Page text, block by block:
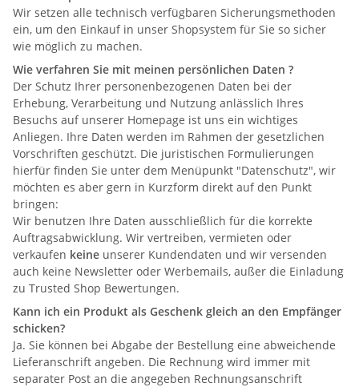
Wir setzen alle technisch verfügbaren Sicherungsmethoden
ein, um den Einkauf in unser Shopsystem für Sie so sicher
wie möglich zu machen.
Wie verfahren Sie mit meinen persönlichen Daten ?
Der Schutz Ihrer personenbezogenen Daten bei der
Erhebung, Verarbeitung und Nutzung anlässlich Ihres
Besuchs auf unserer Homepage ist uns ein wichtiges
Anliegen. Ihre Daten werden im Rahmen der gesetzlichen
Vorschriften geschützt. Die juristischen Formulierungen
hierfür finden Sie unter dem Menüpunkt "Datenschutz", wir
möchten es aber gern in Kurzform direkt auf den Punkt
bringen:
Wir benutzen Ihre Daten ausschließlich für die korrekte
Auftragsabwicklung. Wir vertreiben, vermieten oder
verkaufen keine unserer Kundendaten und wir versenden
auch keine Newsletter oder Werbemails, außer die Einladung
zu Trusted Shop Bewertungen.
Kann ich ein Produkt als Geschenk gleich an den Empfänger
schicken?
Ja. Sie können bei Abgabe der Bestellung eine abweichende
Lieferanschrift angeben. Die Rechnung wird immer mit
separater Post an die angegeben Rechnungsanschrift